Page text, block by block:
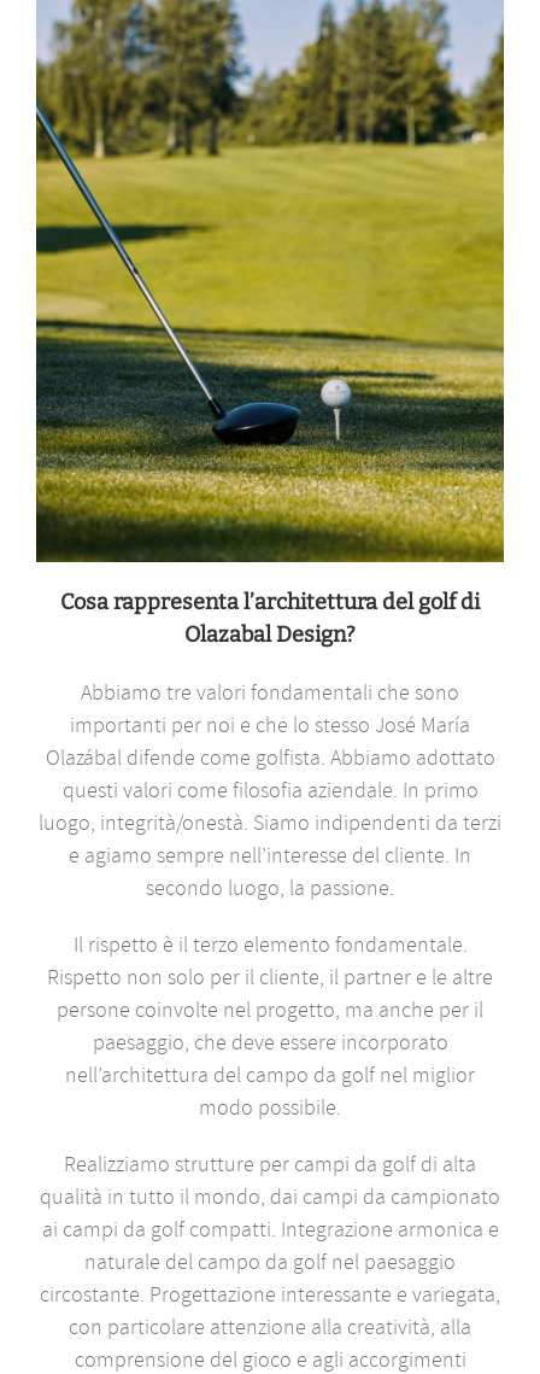
Cosa rappresenta l’architettura del golf di
Olazabal Design?
Abbiamo tre valori fondamentali che sono
importanti per noi e che lo stesso José María
Olazábal difende come golfista. Abbiamo adottato
questi valori come filosofia aziendale. In primo
luogo, integrità/onestà. Siamo indipendenti da terzi
e agiamo sempre nell’interesse del cliente. In
secondo luogo, la passione.
Il rispetto è il terzo elemento fondamentale.
Rispetto non solo per il cliente, il partner e le altre
persone coinvolte nel progetto, ma anche per il
paesaggio, che deve essere incorporato
nell’architettura del campo da golf nel miglior
modo possibile.
Realizziamo strutture per campi da golf di alta
qualità in tutto il mondo, dai campi da campionato
ai campi da golf compatti. Integrazione armonica e
naturale del campo da golf nel paesaggio
circostante. Progettazione interessante e variegata,
con particolare attenzione alla creatività, alla
comprensione del gioco e agli accorgimenti